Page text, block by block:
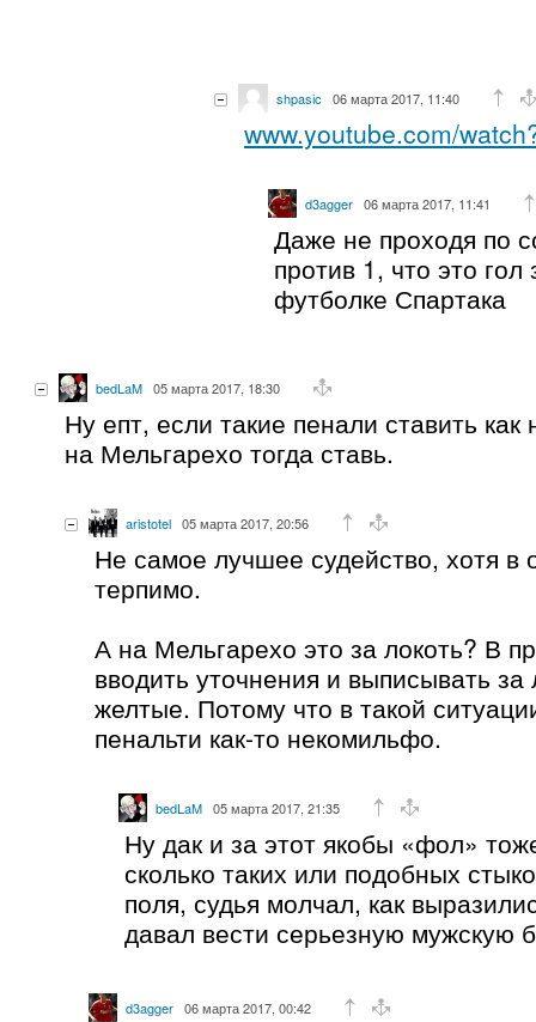
shpasic 06 марта 2017, 11:40
www.youtube.com/
d3agger 06 марта 2017, 11:41
Даже не проходя по
против 1, что это
футболке Спартака
bedLaM 05 марта 2017, 18:30
Ну епт, если такие пенали ставить как
на Мельгарехо тогда ставь.
aristotel 05 марта 2017, 20:56
Не самое лучшее судейство, хотя
терпимо.
А на Мельгарехо это за локоть? В
вводить уточнения и выписывать за
желтые. Потому что в такой
пенальти как-то некомильфо.
bedLaM 05 марта 2017, 21:35
Ну дак и за этот якобы «фол»
сколько таких или подобных
поля, судья молчал, как
давал вести серьезную мужскую
d3agger 06 марта 2017, 00:42